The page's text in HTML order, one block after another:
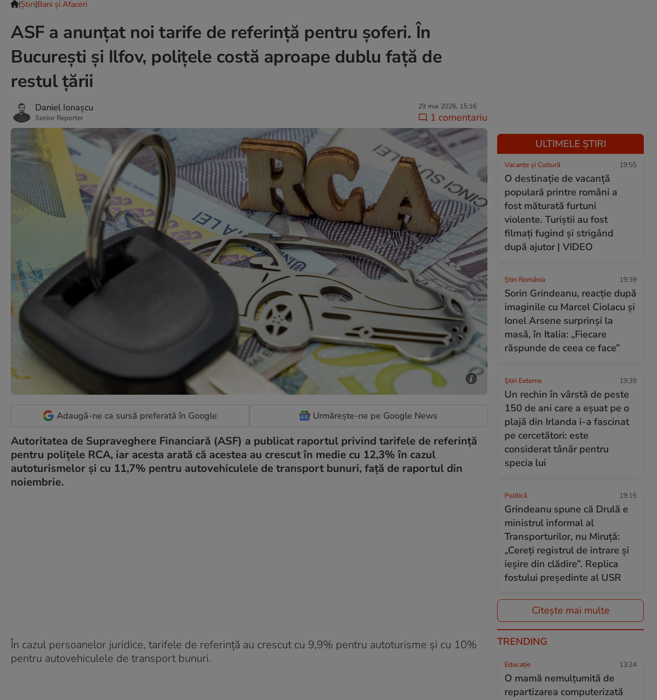
|Ştiri|Bani și Afaceri
ASF a anunțat noi tarife de referință pentru șoferi. În
București și Ilfov, polițele costă aproape dublu față de
restul țării
Daniel Ionașcu
Senior Reporter
29 mai 2026, 15:16
1 comentariu
Adaugă-ne ca sursă preferată în Google Urmărește-ne pe Google News
Autoritatea de Supraveghere Financiară (ASF) a publicat raportul privind tarifele de referință
pentru polițele RCA, iar acesta arată că acestea au crescut în medie cu 12,3% în cazul
autoturismelor și cu 11,7% pentru autovehiculele de transport bunuri, față de raportul din
noiembrie.
În cazul persoanelor juridice, tarifele de referință au crescut cu 9,9% pentru autoturisme și cu 10%
pentru autovehiculele de transport bunuri.
ULTIMELE ȘTIRI
Vacanțe și Cultură 19:55
O destinație de vacanță
populară printre români a
fost măturată furtuni
violente. Turiștii au fost
filmați fugind și strigând
după ajutor | VIDEO
Știri România 19:39
Sorin Grindeanu, reacție după
imaginile cu Marcel Ciolacu și
Ionel Arsene surprinși la
masă, în Italia: „Fiecare
răspunde de ceea ce face”
Știri Externe 19:39
Un rechin în vârstă de peste
150 de ani care a eșuat pe o
plajă din Irlanda i-a fascinat
pe cercetători: este
considerat tânăr pentru
specia lui
Politică 19:15
Grindeanu spune că Drulă e
ministrul informal al
Transporturilor, nu Miruță:
„Cereți registrul de intrare și
ieșire din clădire”. Replica
fostului președinte al USR
Citește mai multe
TRENDING
Educație 13:24
O mamă nemulțumită de
repartizarea computerizată